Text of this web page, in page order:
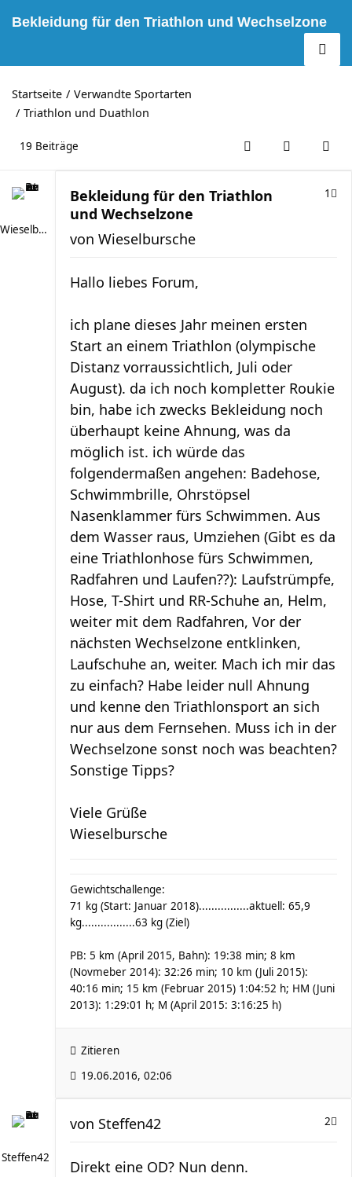
Bekleidung für den Triathlon und Wechselzone
Startseite
Verwandte Sportarten
Triathlon und Duathlon
19 Beiträge
Wieselbursche
Bekleidung für den Triathlon
und Wechselzone
1
von Wieselbursche
Hallo liebes Forum,
ich plane dieses Jahr meinen ersten
Start an einem Triathlon (olympische
Distanz vorraussichtlich, Juli oder
August). da ich noch kompletter Roukie
bin, habe ich zwecks Bekleidung noch
überhaupt keine Ahnung, was da
möglich ist. ich würde das
folgendermaßen angehen: Badehose,
Schwimmbrille, Ohrstöpsel
Nasenklammer fürs Schwimmen. Aus
dem Wasser raus, Umziehen (Gibt es da
eine Triathlonhose fürs Schwimmen,
Radfahren und Laufen??): Laufstrümpfe,
Hose, T-Shirt und RR-Schuhe an, Helm,
weiter mit dem Radfahren, Vor der
nächsten Wechselzone entklinken,
Laufschuhe an, weiter. Mach ich mir das
zu einfach? Habe leider null Ahnung
und kenne den Triathlonsport an sich
nur aus dem Fernsehen. Muss ich in der
Wechselzone sonst noch was beachten?
Sonstige Tipps?
Viele Grüße
Wieselbursche
Gewichtschallenge:
71 kg (Start: Januar 2018)................aktuell: 65,9
kg.................63 kg (Ziel)
PB: 5 km (April 2015, Bahn): 19:38 min; 8 km
(Novmeber 2014): 32:26 min; 10 km (Juli 2015):
40:16 min; 15 km (Februar 2015) 1:04:52 h; HM (Juni
2013): 1:29:01 h; M (April 2015: 3:16:25 h)
Zitieren
19.06.2016, 02:06
Steffen42
2
von Steffen42
Direkt eine OD? Nun denn.